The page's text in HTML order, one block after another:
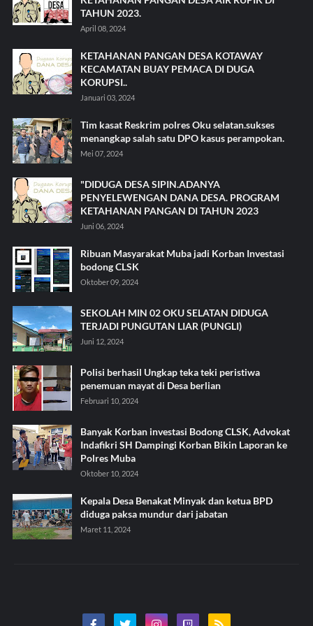
TAHUN 2023.
April 08, 2024
KETAHANAN PANGAN DESA KOTAWAY
KECAMATAN BUAY PEMACA DI DUGA
KORUPSI..
Januari 03, 2024
Tim kasat Reskrim polres Oku selatan.sukses
menangkap salah satu DPO kasus perampokan.
Mei 07, 2024
"DIDUGA DESA SIPIN.ADANYA
PENYELEWENGAN DANA DESA. PROGRAM
KETAHANAN PANGAN DI TAHUN 2023
Juni 06, 2024
Ribuan Masyarakat Muba jadi Korban Investasi
bodong CLSK
Oktober 09, 2024
SEKOLAH MIN 02 OKU SELATAN DIDUGA
TERJADI PUNGUTAN LIAR (PUNGLI)
Juni 12, 2024
Polisi berhasil Ungkap teka teki peristiwa
penemuan mayat di Desa berlian
Februari 10, 2024
Banyak Korban investasi Bodong CLSK, Advokat
Indafikri SH Dampingi Korban Bikin Laporan ke
Polres Muba
Oktober 10, 2024
Kepala Desa Benakat Minyak dan ketua BPD
diduga paksa mundur dari jabatan
Maret 11, 2024